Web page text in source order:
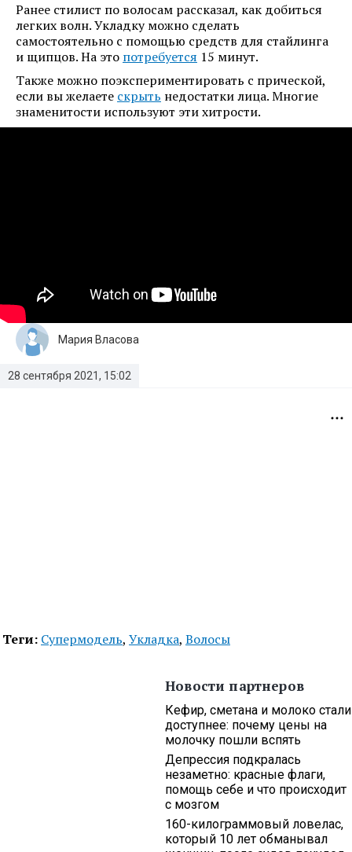
Ранее стилист по волосам рассказал, как добиться
легких волн. Укладку можно сделать
самостоятельно с помощью средств для стайлинга
и щипцов. На это потребуется 15 минут.
Также можно поэкспериментировать с прической,
если вы желаете скрыть недостатки лица. Многие
знаменитости используют эти хитрости.
28 сентября 2021, 15:02
Мария Власова
Теги: Супермодель, Укладка, Волосы
Новости партнеров
Кефир, сметана и молоко стали
доступнее: почему цены на
молочку пошли вспять
Депрессия подкралась
незаметно: красные флаги,
помощь себе и что происходит
с мозгом
160-килограммовый ловелас,
который 10 лет обманывал